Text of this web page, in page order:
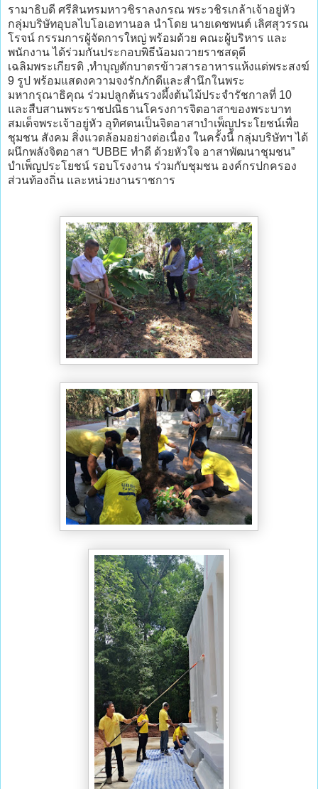
รามาธิบดี ศรีสินทรมหาวชิราลงกรณ พระวชิรเกล้าเจ้าอยู่หัว
กลุ่มบริษัทอุบลไบโอเอทานอล นำโดย นายเดชพนต์ เลิศสุวรรณ
โรจน์ กรรมการผู้จัดการใหญ่ พร้อมด้วย คณะผู้บริหาร และ
พนักงาน ได้ร่วมกันประกอบพิธีน้อมถวายราชสดุดี
เฉลิมพระเกียรติ ,ทำบุญตักบาตรข้าวสารอาหารแห้งแด่พระสงฆ์
9 รูป พร้อมแสดงความจงรักภักดีและสำนึกในพระ
มหากรุณาธิคุณ ร่วมปลูกต้นรวงผึ้งต้นไม้ประจำรัชกาลที่ 10
และสืบสานพระราชปณิธานโครงการจิตอาสาของพระบาท
สมเด็จพระเจ้าอยู่หัว อุทิศตนเป็นจิตอาสาบำเพ็ญประโยชน์เพื่อ
ชุมชน สังคม สิ่งแวดล้อมอย่างต่อเนื่อง ในครั้งนี้ กลุ่มบริษัทฯ ได้
ผนึกพลังจิตอาสา “UBBE ทำดี ด้วยหัวใจ อาสาพัฒนาชุมชน”
บำเพ็ญประโยชน์ รอบโรงงาน ร่วมกับชุมชน องค์กรปกครอง
ส่วนท้องถิ่น และหน่วยงานราชการ